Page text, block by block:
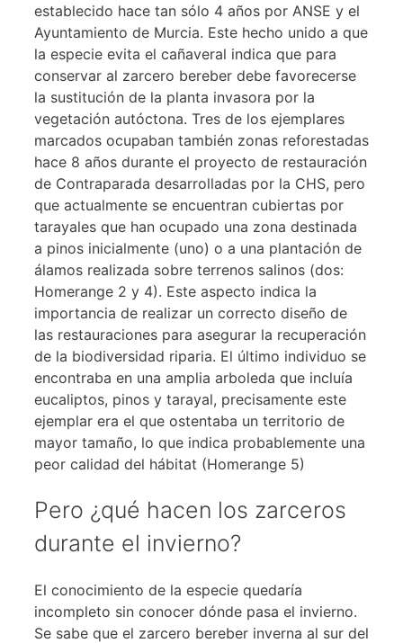
establecido hace tan sólo 4 años por ANSE y el
Ayuntamiento de Murcia. Este hecho unido a que
la especie evita el cañaveral indica que para
conservar al zarcero bereber debe favorecerse
la sustitución de la planta invasora por la
vegetación autóctona. Tres de los ejemplares
marcados ocupaban también zonas reforestadas
hace 8 años durante el proyecto de restauración
de Contraparada desarrolladas por la CHS, pero
que actualmente se encuentran cubiertas por
tarayales que han ocupado una zona destinada
a pinos inicialmente (uno) o a una plantación de
álamos realizada sobre terrenos salinos (dos:
Homerange 2 y 4). Este aspecto indica la
importancia de realizar un correcto diseño de
las restauraciones para asegurar la recuperación
de la biodiversidad riparia. El último individuo se
encontraba en una amplia arboleda que incluía
eucaliptos, pinos y tarayal, precisamente este
ejemplar era el que ostentaba un territorio de
mayor tamaño, lo que indica probablemente una
peor calidad del hábitat (Homerange 5)
Pero ¿qué hacen los zarceros
durante el invierno?
El conocimiento de la especie quedaría
incompleto sin conocer dónde pasa el invierno.
Se sabe que el zarcero bereber inverna al sur del